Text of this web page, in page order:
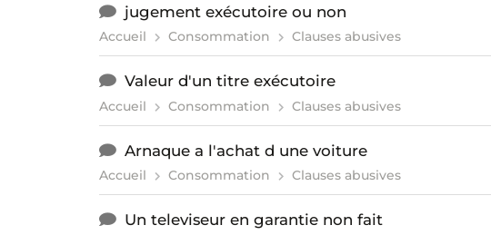
jugement exécutoire ou non
Accueil Consommation Clauses abusives
Valeur d'un titre exécutoire
Accueil Consommation Clauses abusives
Arnaque a l'achat d une voiture
Accueil Consommation Clauses abusives
Un televiseur en garantie non fait